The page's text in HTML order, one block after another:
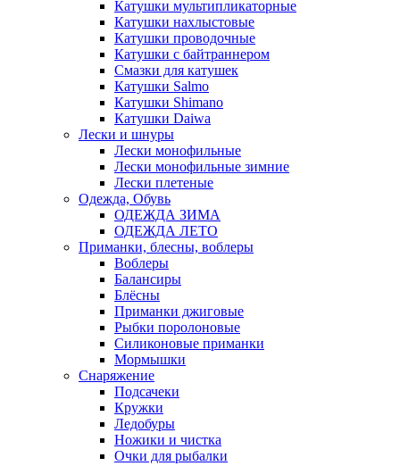
Катушки мультипликаторные
Катушки нахлыстовые
Катушки проводочные
Катушки с байтраннером
Смазки для катушек
Катушки Salmo
Катушки Shimano
Катушки Daiwa
Лески и шнуры
Лески монофильные
Лески монофильные зимние
Лески плетеные
Одежда, Обувь
ОДЕЖДА ЗИМА
ОДЕЖДА ЛЕТО
Приманки, блесны, воблеры
Воблеры
Балансиры
Блёсны
Приманки джиговые
Рыбки поролоновые
Силиконовые приманки
Мормышки
Снаряжение
Подсачеки
Кружки
Ледобуры
Ножики и чистка
Очки для рыбалки